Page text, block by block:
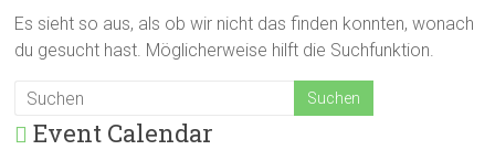
Es sieht so aus, als ob wir nicht das finden konnten, wonach
du gesucht hast. Möglicherweise hilft die Suchfunktion.
Event Calendar